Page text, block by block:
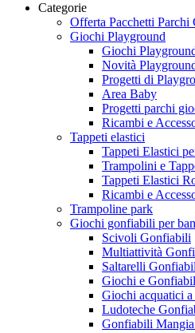
Categorie
Offerta Pacchetti Parchi
Giochi Playground
Giochi
Novità
Progetti di
Area Baby
Progetti parchi
Ricambi e
Tappeti elastici
Tappeti Elastici
Trampolini e
Tappeti Elastici
Ricambi e
Trampoline park
Giochi gonfiabili per
Scivoli Gonfiabili
Multiattività
Saltarelli
Giochi e
Giochi acquatici a
Ludoteche
Gonfiabili